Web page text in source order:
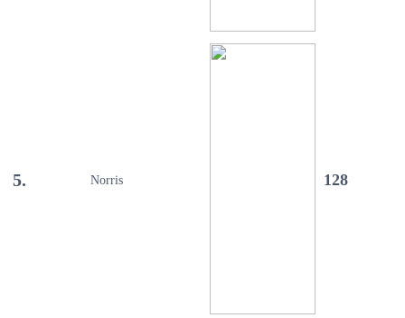
5. Norris 128